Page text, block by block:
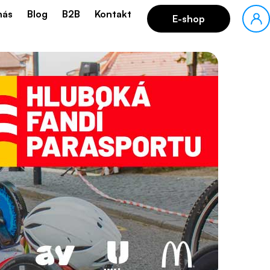
Blog B2B Kontakt E-shop